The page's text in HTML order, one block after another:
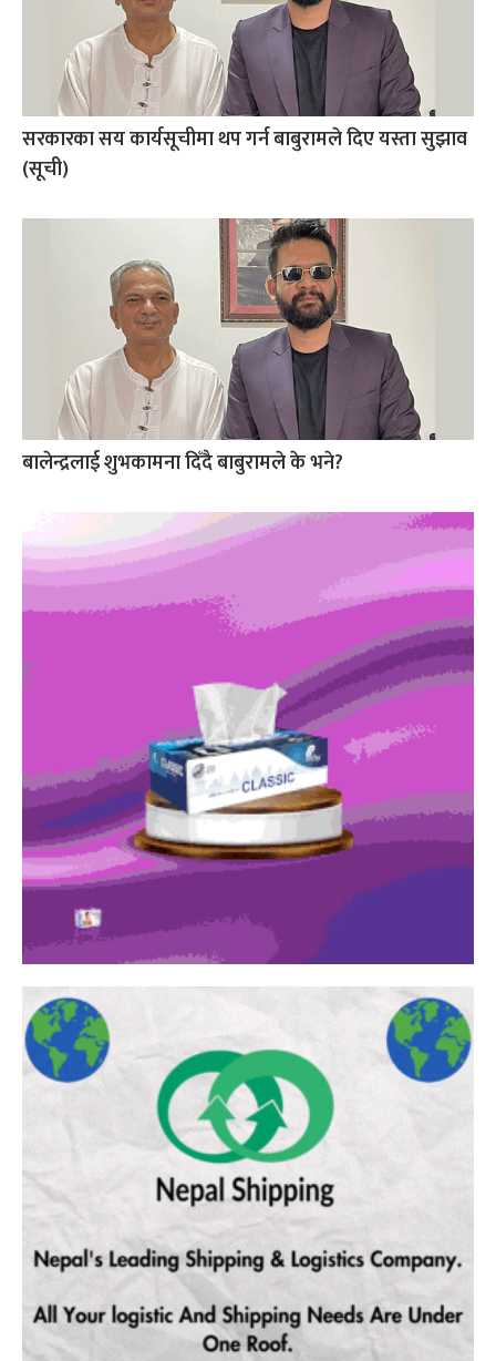
सरकारका सय कार्यसूचीमा थप गर्न बाबुरामले दिए यस्ता सुझाव
(सूची)
बालेन्द्रलाई शुभकामना दिँदै बाबुरामले के भने?